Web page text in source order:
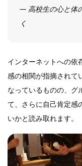
― 高校生の心と体
く
インターネットへの依
感の相関が指摘されて
なっているものの、グ
て、さらに自己肯定感
いかと読み取れます。